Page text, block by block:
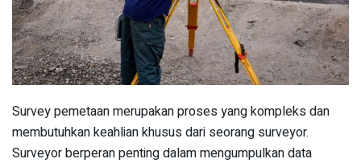
Survey pemetaan merupakan proses yang kompleks dan
membutuhkan keahlian khusus dari seorang surveyor.
Surveyor berperan penting dalam mengumpulkan data